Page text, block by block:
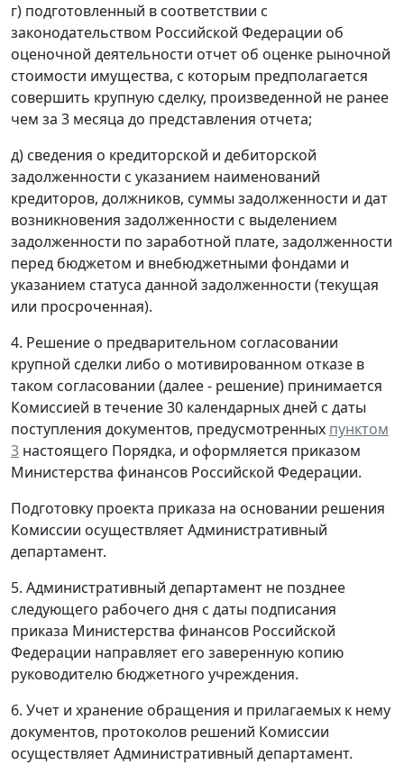
г) подготовленный в соответствии с
законодательством Российской Федерации об
оценочной деятельности отчет об оценке рыночной
стоимости имущества, с которым предполагается
совершить крупную сделку, произведенной не ранее
чем за 3 месяца до представления отчета;
д) сведения о кредиторской и дебиторской
задолженности с указанием наименований
кредиторов, должников, суммы задолженности и дат
возникновения задолженности с выделением
задолженности по заработной плате, задолженности
перед бюджетом и внебюджетными фондами и
указанием статуса данной задолженности (текущая
или просроченная).
4. Решение о предварительном согласовании
крупной сделки либо о мотивированном отказе в
таком согласовании (далее - решение) принимается
Комиссией в течение 30 календарных дней с даты
поступления документов, предусмотренных пунктом
3 настоящего Порядка, и оформляется приказом
Министерства финансов Российской Федерации.
Подготовку проекта приказа на основании решения
Комиссии осуществляет Административный
департамент.
5. Административный департамент не позднее
следующего рабочего дня с даты подписания
приказа Министерства финансов Российской
Федерации направляет его заверенную копию
руководителю бюджетного учреждения.
6. Учет и хранение обращения и прилагаемых к нему
документов, протоколов решений Комиссии
осуществляет Административный департамент.